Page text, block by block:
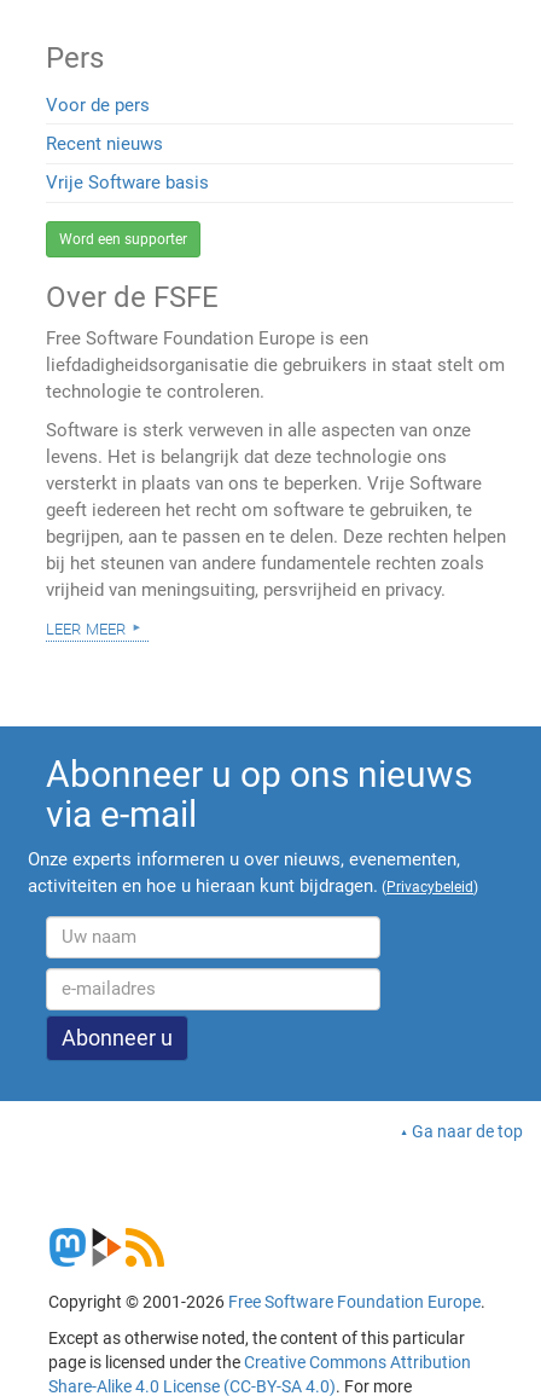
Pers
Voor de pers
Recent nieuws
Vrije Software basis
Word een supporter
Over de FSFE
Free Software Foundation Europe is een
liefdadigheidsorganisatie die gebruikers in staat stelt om
technologie te controleren.
Software is sterk verweven in alle aspecten van onze
levens. Het is belangrijk dat deze technologie ons
versterkt in plaats van ons te beperken. Vrije Software
geeft iedereen het recht om software te gebruiken, te
begrijpen, aan te passen en te delen. Deze rechten helpen
bij het steunen van andere fundamentele rechten zoals
vrijheid van meningsuiting, persvrijheid en privacy.
leer meer
Abonneer u op ons nieuws
via e-mail
Onze experts informeren u over nieuws, evenementen,
activiteiten en hoe u hieraan kunt bijdragen. (Privacybeleid)
Ga naar de top
Copyright © 2001-2026 Free Software Foundation Europe.
Except as otherwise noted, the content of this particular
page is licensed under theCreative Commons Attribution
Share-Alike 4.0 License (CC-BY-SA 4.0). For more